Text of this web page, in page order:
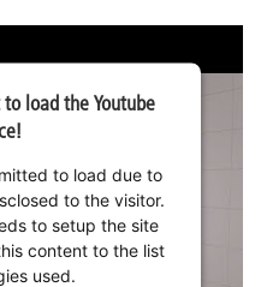
load the Youtube
to load due to
to the visitor.
to setup the site
content to the list
used.